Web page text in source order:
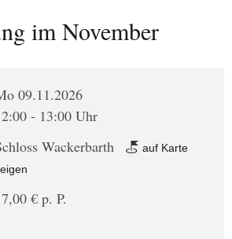
im November
09.11.2026
- 13:00 Uhr
Wackerbarth
auf Karte
€ p. P.